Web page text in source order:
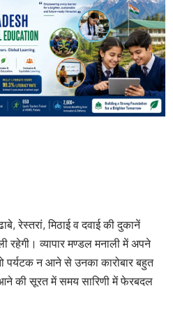
रेस्तरां, मिठाई व दवाई की दुकानें
रहेगी। व्यापार मण्डल मनाली में अपने
पर्यटक न आने से उनका कारोबार बहुत
की सूरत में समय सारिणी में फेरबदल